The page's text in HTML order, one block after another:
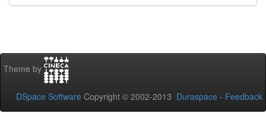
Theme by
DSpace Software Copyright © 2002-2013 Duraspace - Feedback